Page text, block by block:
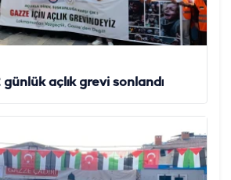
açlık grevi sonlandı